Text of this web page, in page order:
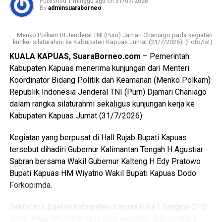
Berdasarkan hasil penyelidikan aksi nekat itu dipicu
pertengkaran antara tersangka dengan kekasihnya Rah
hari dan bahkan disertai ancaman akan membakar kamar
“Malam kejadian tersangka sempat datang ke lokasi dan
berkumpul bersama para korban. Namun usai kembali dari
menonton pertandingan final Piala Dunia ia kembali
mendatangi barak karena kembali terlibat cekcok dengan
korban,” katanya.
Nah saat pintu kamar dikunci dari dalam tersangka
menggedor hingga mendobrak pintu kemudian masuk
sambil merusak sejumlah barang dan melanjutkan
pertengkaran.
By adminsuaraborneo
Menko Polkam RI Jenderal TNI (Purn) Jamari Chaniago pada kegiatan
kunker silaturahmi ke Kabupaten Kapuas Jumat (31/7/2026). (Foto/Ist)
KUALA KAPUAS, SuaraBorneo.com – Pemerintah
Kabupaten Kapuas menerima kunjungan dari Menteri
Koordinator Bidang Politik dan Keamanan (Menko Polkam)
Republik Indonesia Jenderal TNI (Purn) Djamari Chaniago
dalam rangka silaturahmi sekaligus kunjungan kerja ke
Kabupaten Kapuas Jumat (31/7/2026).
Kegiatan yang berpusat di Hall Rujab Bupati Kapuas
tersebut dihadiri Gubernur Kalimantan Tengah H Agustiar
Sabran bersama Wakil Gubernur Kalteng H Edy Pratowo
Bupati Kapuas HM Wiyatno Wakil Bupati Kapuas Dodo
Forkopimda.
Sekretaris Daerah Kabupaten Kapuas Usis I Sangkai OPD